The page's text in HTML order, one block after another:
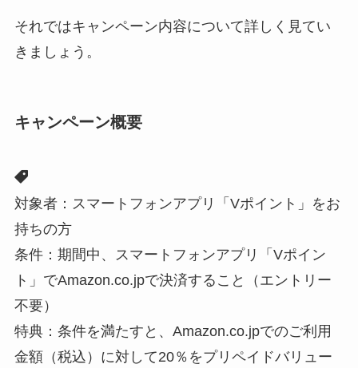
それではキャンペーン内容について詳しく見てい
きましょう。
キャンペーン概要
対象者：スマートフォンアプリ「Vポイント」をお
持ちの方
条件：期間中、スマートフォンアプリ「Vポイン
ト」でAmazon.co.jpで決済すること（エントリー
不要）
特典：条件を満たすと、Amazon.co.jpでのご利用
金額（税込）に対して20％をプリペイドバリュー